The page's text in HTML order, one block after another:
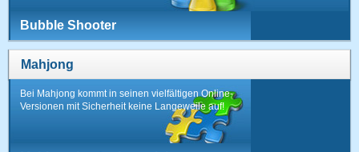
Bubble Shooter
Mahjong
Bei Mahjong kommt in seinen vielfältigen Online-
Versionen mit Sicherheit keine Langeweile auf!